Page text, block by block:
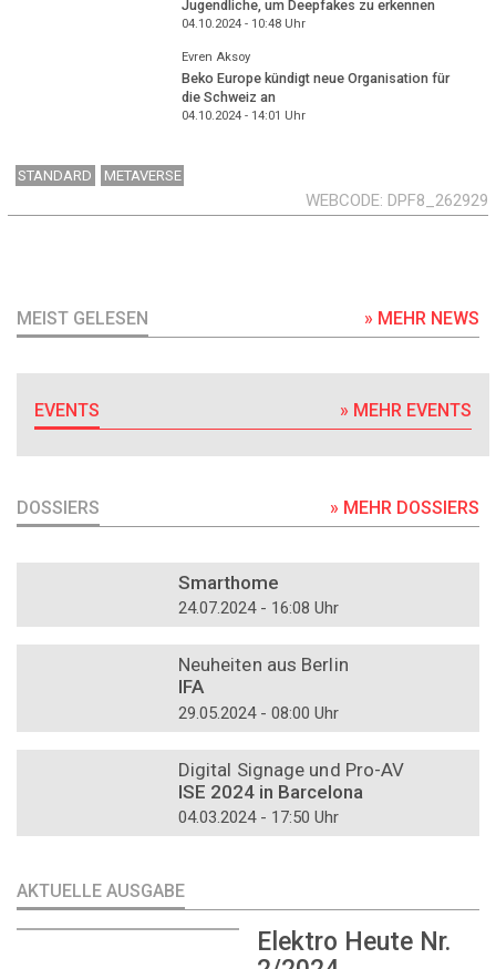
Jugendliche, um Deepfakes zu erkennen
04.10.2024 - 10:48Uhr
Evren Aksoy
Beko Europe kündigt neue Organisation für
die Schweiz an
04.10.2024 - 14:01 Uhr
STANDARD METAVERSE
WEBCODE DPF8_262929
MEIST GELESEN » MEHR NEWS
EVENTS » MEHR EVENTS
DOSSIERS » MEHR DOSSIERS
Smarthome
24.07.2024 - 16:08 Uhr
Neuheiten aus Berlin
IFA
29.05.2024 - 08:00 Uhr
Digital Signage und Pro-AV
ISE 2024 in Barcelona
04.03.2024 - 17:50 Uhr
AKTUELLE AUSGABE
Elektro Heute Nr.